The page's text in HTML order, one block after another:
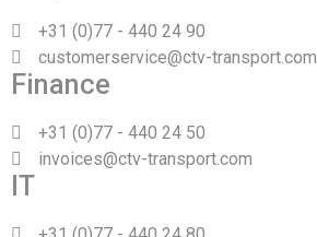
+31 (0)77 - 440 24 90
customerservice@ctv-transport.com
Finance
+31 (0)77 - 440 24 50
invoices@ctv-transport.com
IT